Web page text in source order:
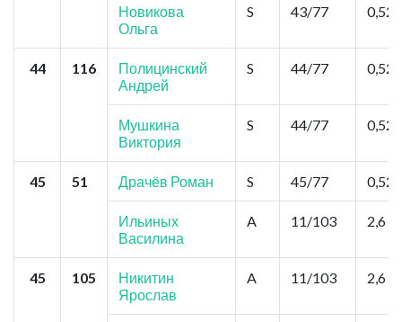
Новикова
Ольга
S 43/77 0,52
44 116
Полицинский
Андрей
S 44/77 0,52
Мушкина
Виктория
S 44/77 0,52
45 51 Драчёв Роман S 45/77 0,52
Ильиных
Василина
A 11/103 2,6
45 105
Никитин
Ярослав
A 11/103 2,6